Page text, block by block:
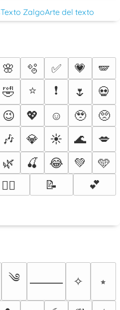
Texto ZalgoArte del texto
🌸 🫧 ✅ 💗
🪽
🤣 ⭐ ❗ 🌷
💀
😉 💖 ☺️ 🥹
🥺
🎶 💎 ☀️ 🌊
💋
🌿 🍒 😂 💚
🩵
❤️‍🔥 📝 💕
༄ ⸻ ✧ ⭒